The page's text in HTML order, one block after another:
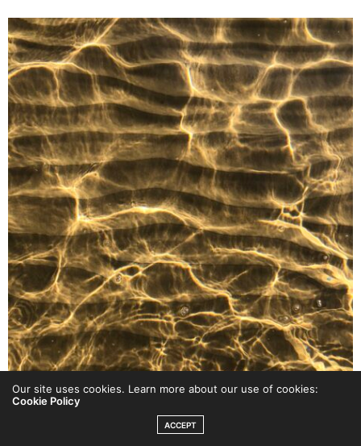
Our site uses cookies. Learn more about our use of cookies:
Cookie Policy
ACCEPT